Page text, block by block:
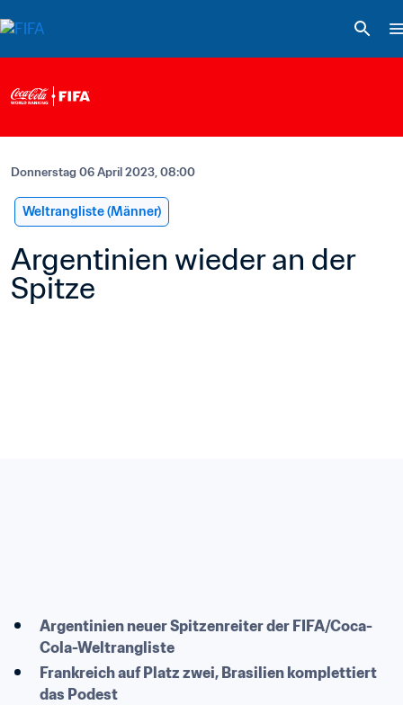
Donnerstag 06 April 2023, 08:00
Weltrangliste (Männer)
Argentinien wieder an der
Spitze
Argentinien neuer Spitzenreiter der FIFA/Coca-
Cola-Weltrangliste
Frankreich auf Platz zwei, Brasilien komplettiert
das Podest